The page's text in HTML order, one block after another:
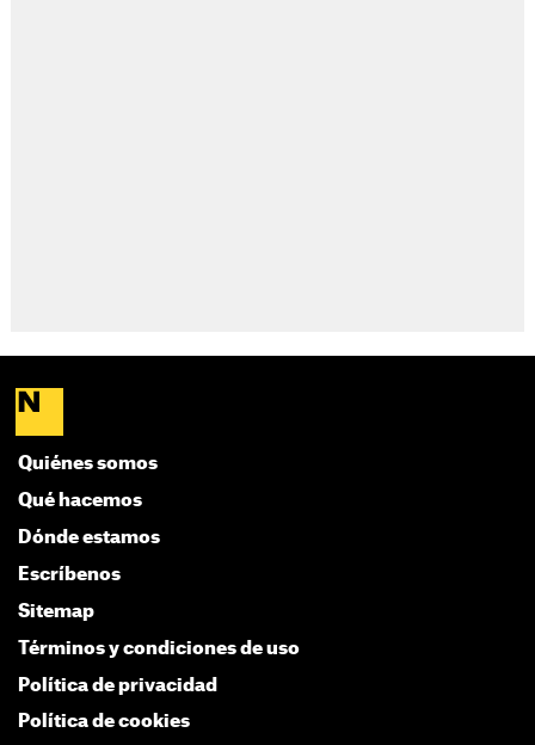
Quiénes somos
Qué hacemos
Dónde estamos
Escríbenos
Sitemap
Términos y condiciones de uso
Política de privacidad
Política de cookies